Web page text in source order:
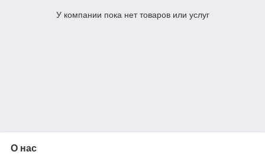
У компании пока нет товаров или услуг
О нас